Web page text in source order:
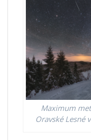
Maximum
Oravské Lesné